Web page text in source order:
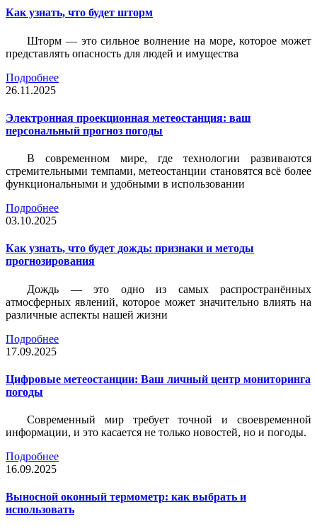
Как узнать, что будет шторм
Шторм — это сильное волнение на море, которое может
представлять опасность для людей и имущества
Подробнее
26.11.2025
Электронная проекционная метеостанция: ваш
персональный прогноз погоды
В современном мире, где технологии развиваются
стремительными темпами, метеостанции становятся всё более
функциональными и удобными в использовании
Подробнее
03.10.2025
Как узнать, что будет дождь: признаки и методы
прогнозирования
Дождь — это одно из самых распространённых
атмосферных явлений, которое может значительно влиять на
различные аспекты нашей жизни
Подробнее
17.09.2025
Цифровые метеостанции: Ваш личный центр мониторинга
погоды
Современный мир требует точной и своевременной
информации, и это касается не только новостей, но и погоды.
Подробнее
16.09.2025
Выносной оконный термометр: как выбрать и
использовать